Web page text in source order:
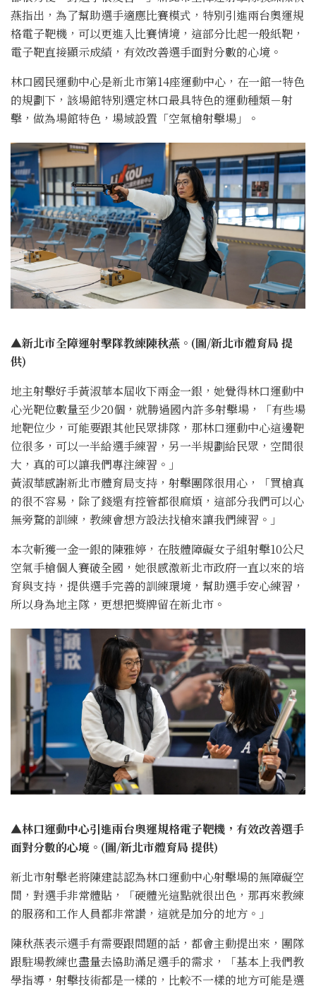
燕指出，為了幫助選手適應比賽模式，特別引進兩台奧運規
格電子靶機，可以更進入比賽情境，這部分比起一般紙靶，
電子靶直接顯示成績，有效改善選手面對分數的心境。
林口國民運動中心是新北市第14座運動中心，在一館一特色
的規劃下，該場館特別選定林口最具特色的運動種類－射
擊，做為場館特色，場域設置「空氣槍射擊場」。
▲新北市全障運射擊隊教練陳秋燕。(圖/新北市體育局 提
供)
地主射擊好手黃淑華本屆收下兩金一銀，她覺得林口運動中
心光靶位數量至少20個，就勝過國內許多射擊場，「有些場
地靶位少，可能要跟其他民眾排隊，那林口運動中心這邊靶
位很多，可以一半給選手練習，另一半規劃給民眾，空間很
大，真的可以讓我們專注練習。」
黃淑華感謝新北市體育局支持，射擊團隊很用心，「買槍真
的很不容易，除了錢還有控管都很麻煩，這部分我們可以心
無旁騖的訓練，教練會想方設法找槍來讓我們練習。」
本次斬獲一金一銀的陳雅婷，在肢體障礙女子組射擊10公尺
空氣手槍個人賽破全國，她很感激新北市政府一直以來的培
育與支持，提供選手完善的訓練環境，幫助選手安心練習，
所以身為地主隊，更想把獎牌留在新北市。
▲林口運動中心引進兩台奧運規格電子靶機，有效改善選手
面對分數的心境。(圖/新北市體育局 提供)
新北市射擊老將陳建誌認為林口運動中心射擊場的無障礙空
間，對選手非常體貼，「硬體光這點就很出色，那再來教練
的服務和工作人員都非常讚，這就是加分的地方。」
陳秋燕表示選手有需要跟問題的話，都會主動提出來，團隊
跟駐場教練也盡量去協助滿足選手的需求，「基本上我們教
學指導，射擊技術都是一樣的，比較不一樣的地方可能是選